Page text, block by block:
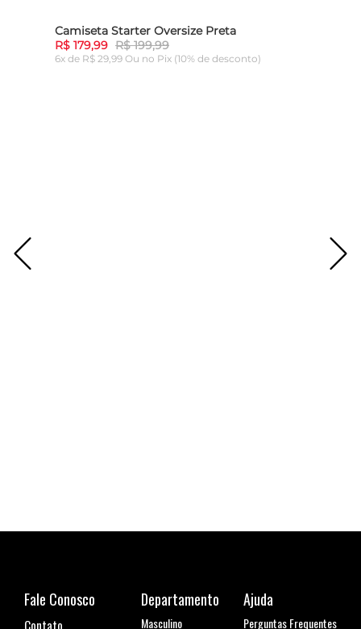
Camiseta Starter Oversize Preta
R$ 179,99 R$ 199,99
6x de R$ 29,99 Ou no Pix (10% de desconto)
Fale Conosco
Contato
Departamento
Masculino
Ajuda
Perguntas Frequentes